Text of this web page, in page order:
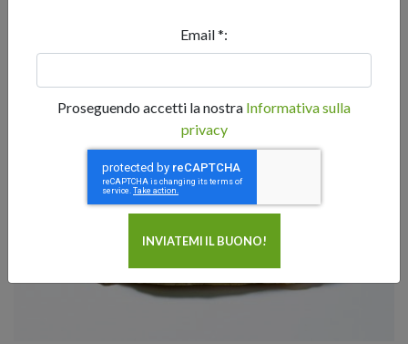
Email *:
Proseguendo accetti la nostra Informativa sulla
privacy